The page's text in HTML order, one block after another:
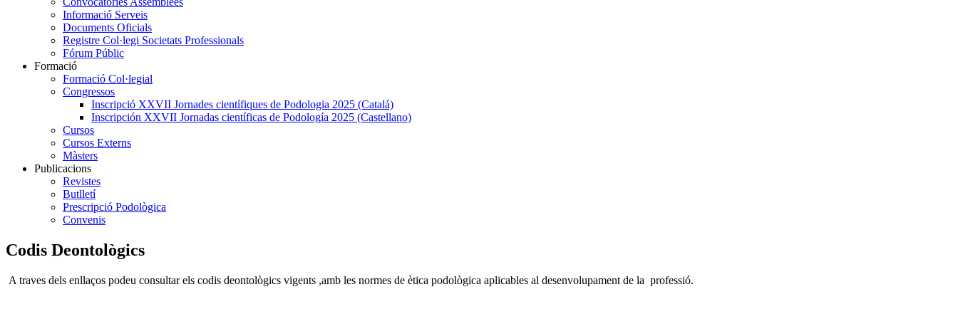
Informació Serveis
Documents Oficials
Registre Col·legi Societats Professionals
Fórum Públic
Formació
Formació Col·legial
Congressos
Inscripció XXVII Jornades científiques de Podologia 2025 (Catalá)
Inscripción XXVII Jornadas científicas de Podología 2025 (Castellano)
Cursos
Cursos Externs
Màsters
Publicacions
Revistes
Butlletí
Prescripció Podològica
Convenis
Codis Deontològics
A traves dels enllaços podeu consultar els codis deontològics vigents ,amb les normes de ètica podològica aplicables al desenvolupament de la professió.